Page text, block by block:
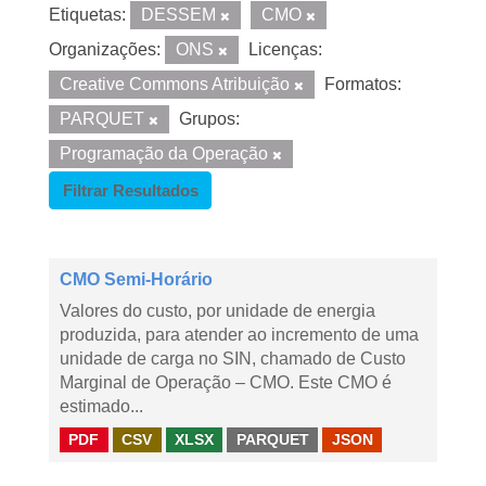
Etiquetas: DESSEM
CMO
Organizações:
ONS
Licenças:
Creative Commons Atribuição
Formatos:
PARQUET
Grupos:
Programação da Operação
Filtrar Resultados
CMO Semi-Horário
Valores do custo, por unidade de energia
produzida, para atender ao incremento de uma
unidade de carga no SIN, chamado de Custo
Marginal de Operação – CMO. Este CMO é
estimado...
PDF CSV XLSX PARQUET JSON